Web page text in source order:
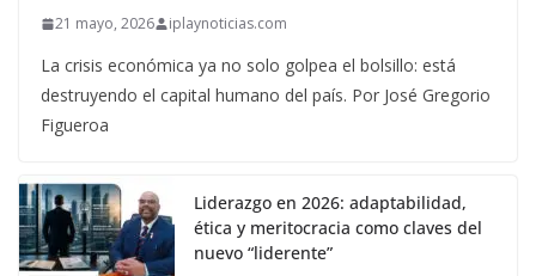
21 mayo, 2026 iplaynoticias.com
La crisis económica ya no solo golpea el bolsillo: está
destruyendo el capital humano del país. Por José Gregorio
Figueroa
Liderazgo en 2026: adaptabilidad,
ética y meritocracia como claves del
nuevo “liderente”